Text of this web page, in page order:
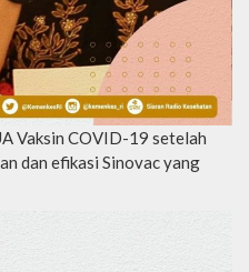
Vaksin COVID-19 setelah
dan efikasi Sinovac yang